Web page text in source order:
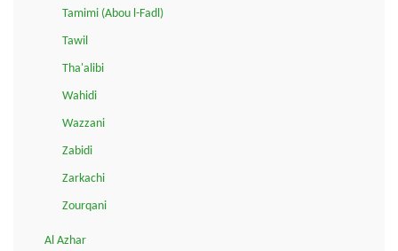
Tamimi (Abou l-Fadl)
Tawil
Tha'alibi
Wahidi
Wazzani
Zabidi
Zarkachi
Zourqani
Al Azhar